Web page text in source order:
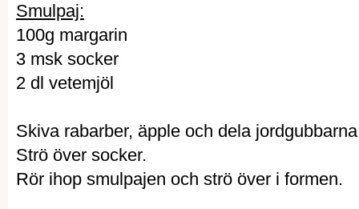
Smulpaj:
100g margarin
3 msk socker
2 dl vetemjöl
Skiva rabarber, äpple och dela
Strö över socker.
Rör ihop smulpajen och strö över i formen.